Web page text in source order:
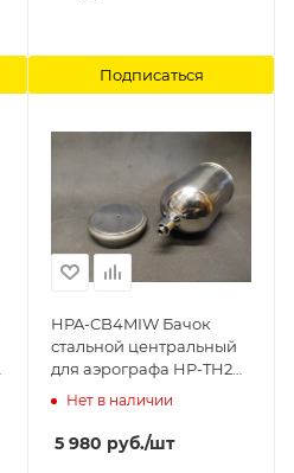
Подписаться
HPA-CB4MIW Бачок
стальной центральный
для аэрографа HP-TH2
220 мл резьба 1/8 Anest
Нет в наличии
5 980 руб./шт